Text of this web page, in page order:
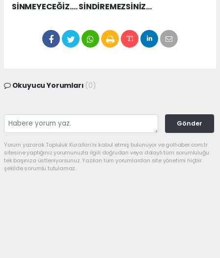
SİNMEYECEĞİZ…. SİNDİREMEZSİNİZ…
Okuyucu Yorumları (0)
Gönder
Yorum yazarak Topluluk Kuralları’nı kabul etmiş bulunuyor ve golhaber.com.tr
sitesine yaptığınız yorumunuzla ilgili doğrudan veya dolaylı tüm sorumluluğu
tek başınıza üstleniyorsunuz. Yazılan tüm yorumlardan site yönetimi hiçbir
şekilde sorumlu tutulamaz.